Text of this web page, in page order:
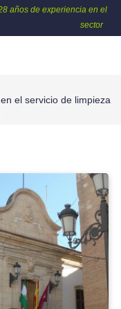
años de experiencia en el
sector
el servicio de limpieza